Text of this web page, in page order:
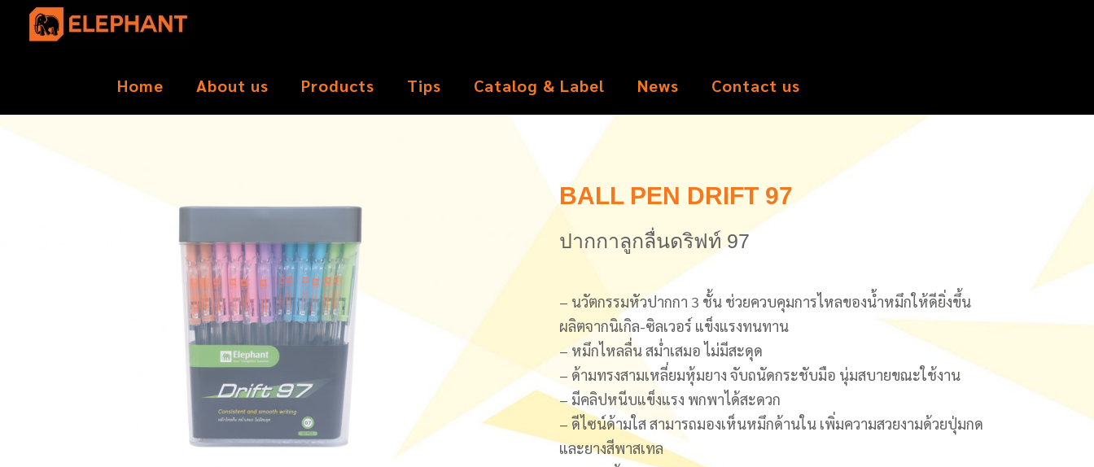
Home About us Products Tips Catalog & Label News Contact us
BALL PEN DRIFT 97
ปากกาลูกลื่นดริฟท์ 97
– นวัตกรรมหัวปากกา 3 ชั้น ช่วยควบคุมการไหลของน้ำหมึกให้ดียิ่งขึ้น
ผลิตจากนิเกิล-ซิลเวอร์ แข็งแรงทนทาน
– หมึกไหลลื่น สม่ำเสมอ ไม่มีสะดุด
– ด้ามทรงสามเหลี่ยมหุ้มยาง จับถนัดกระชับมือ นุ่มสบายขณะใช้งาน
– มีคลิปหนีบแข็งแรง พกพาได้สะดวก
– ดีไซน์ด้ามใส สามารถมองเห็นหมึกด้านใน เพิ่มความสวยงามด้วยปุ่มกด
และยางสีพาสเทล